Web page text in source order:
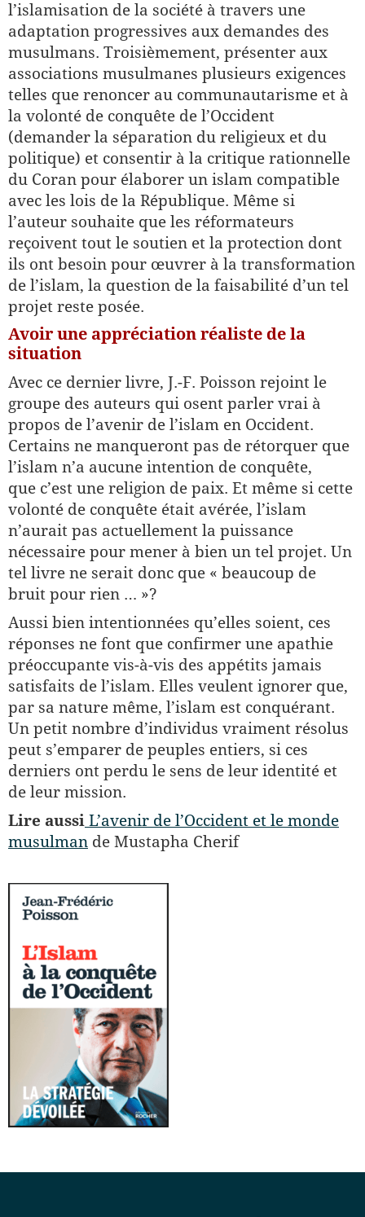
l’islamisation de la société à travers une
adaptation progressives aux demandes des
musulmans. Troisièmement, présenter aux
associations musulmanes plusieurs exigences
telles que renoncer au communautarisme et à
la volonté de conquête de l’Occident
(demander la séparation du religieux et du
politique) et consentir à la critique rationnelle
du Coran pour élaborer un islam compatible
avec les lois de la République. Même si
l’auteur souhaite que les réformateurs
reçoivent tout le soutien et la protection dont
ils ont besoin pour œuvrer à la transformation
de l’islam, la question de la faisabilité d’un tel
projet reste posée.
Avoir une appréciation réaliste de la
situation
Avec ce dernier livre, J.-F. Poisson rejoint le
groupe des auteurs qui osent parler vrai à
propos de l’avenir de l’islam en Occident.
Certains ne manqueront pas de rétorquer que
l’islam n’a aucune intention de conquête,
que c’est une religion de paix. Et même si cette
volonté de conquête était avérée, l’islam
n’aurait pas actuellement la puissance
nécessaire pour mener à bien un tel projet. Un
tel livre ne serait donc que « beaucoup de
bruit pour rien … »?
Aussi bien intentionnées qu’elles soient, ces
réponses ne font que confirmer une apathie
préoccupante vis-à-vis des appétits jamais
satisfaits de l’islam. Elles veulent ignorer que,
par sa nature même, l’islam est conquérant.
Un petit nombre d’individus vraiment résolus
peut s’emparer de peuples entiers, si ces
derniers ont perdu le sens de leur identité et
de leur mission.
Lire aussi L’avenir de l’Occident et le monde
musulman de Mustapha Cherif